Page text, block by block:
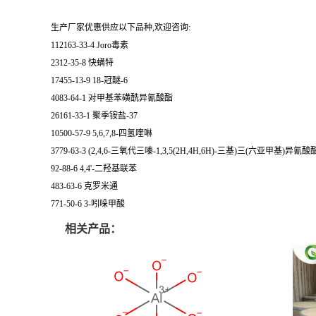
生产厂家优惠供应以下品种,欢迎咨询:
112163-33-4 Joro毒素
2312-35-8 快螨特
17455-13-9 18-冠醚-6
4083-64-1 对甲基苯磺酰异氰酸酯
26161-33-1 聚季铵盐-37
10500-57-9 5,6,7,8-四氢喹啉
3779-63-3 (2,4,6-三氧代三嗪-1,3,5(2H,4H,6H)-三基)三(六亚甲基)异氰酸
92-88-6 4,4'-二羟基联苯
483-63-6 克罗米通
771-50-6 3-吲哚甲酸
相关产品：